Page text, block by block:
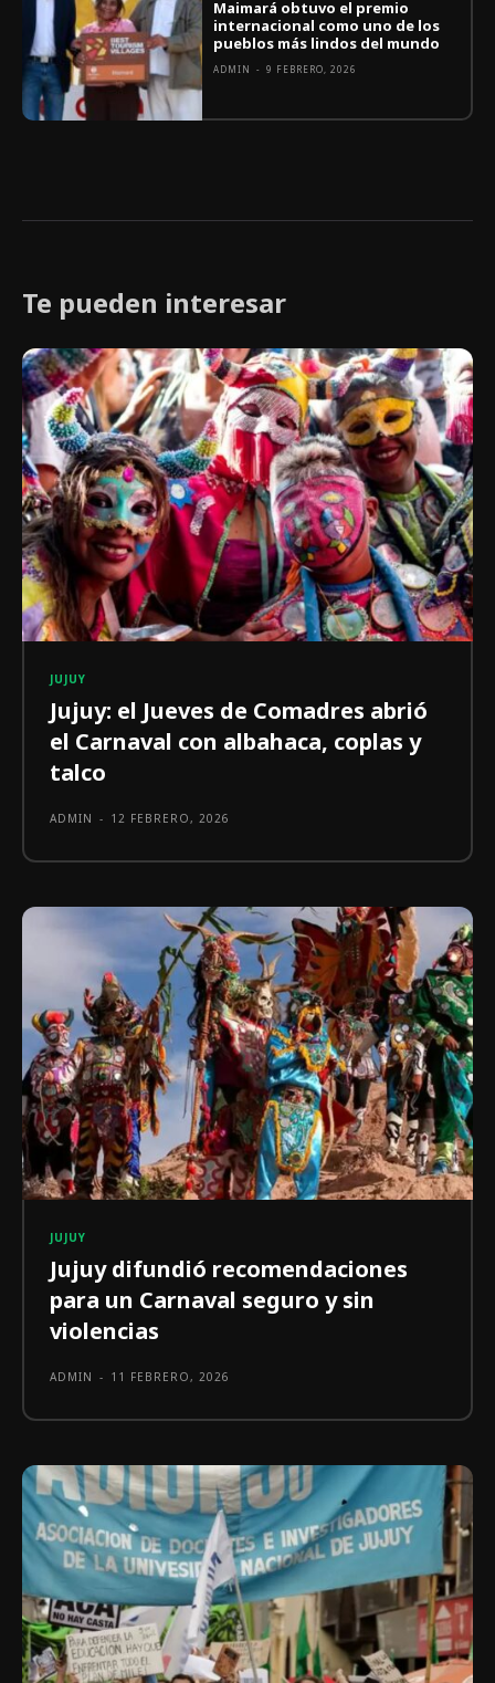
Maimará obtuvo el premio
internacional como uno de los
pueblos más lindos del mundo
ADMIN - 9 FEBRERO, 2026
Te pueden interesar
JUJUY
Jujuy: el Jueves de Comadres abrió
el Carnaval con albahaca, coplas y
talco
ADMIN - 12 FEBRERO, 2026
JUJUY
Jujuy difundió recomendaciones
para un Carnaval seguro y sin
violencias
ADMIN - 11 FEBRERO, 2026